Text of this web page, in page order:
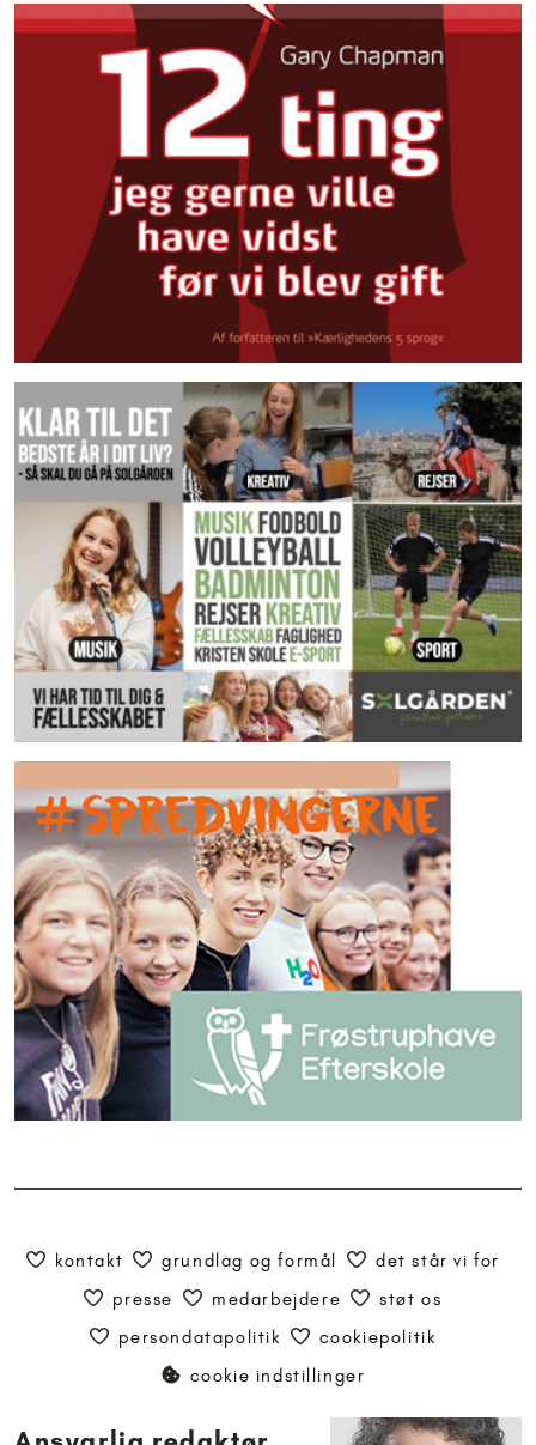
kontakt grundlag og formål
det står vi for
presse
medarbejdere
støt os
persondatapolitik
cookiepolitik
cookie indstillinger